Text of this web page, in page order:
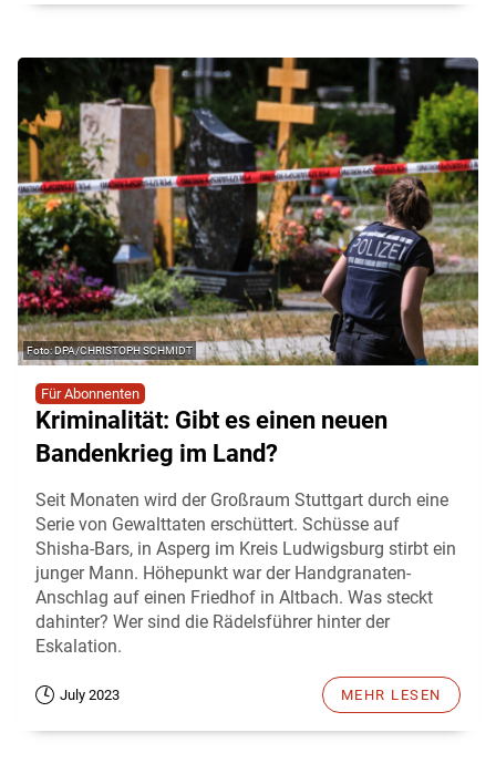
DPA/CHRISTOPH SCHMIDT
Für Abonnenten
Kriminalität: Gibt es einen neuen
Bandenkrieg im Land?
Seit Monaten wird der Großraum Stuttgart durch eine
Serie von Gewalttaten erschüttert. Schüsse auf
Shisha-Bars, in Asperg im Kreis Ludwigsburg stirbt ein
junger Mann. Höhepunkt war der Handgranaten-
Anschlag auf einen Friedhof in Altbach. Was steckt
dahinter? Wer sind die Rädelsführer hinter der
Eskalation.
July 2023 MEHR LESEN